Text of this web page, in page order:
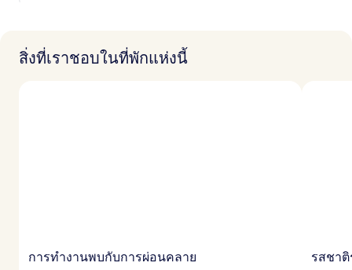
สิ่งที่เราชอบในที่พักแห่งนี้
การทำงานพบกับการผ่อนคลาย รสชา